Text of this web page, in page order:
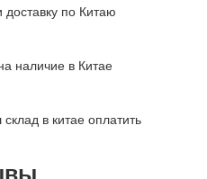
доставку по Китаю
наличие в Китае
в китае оплатить